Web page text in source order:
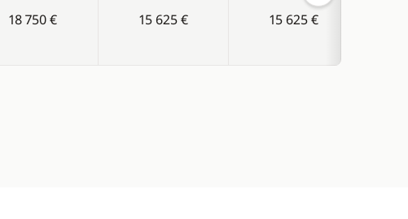
18 750 € 15 625 € 15 625 €